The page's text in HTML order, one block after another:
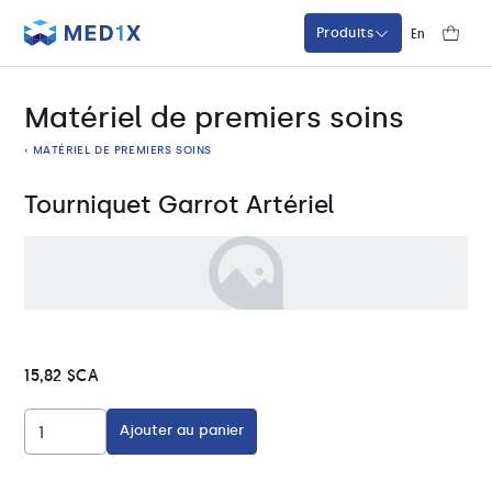
Med1x Produits En
Matériel de premiers soins
‹ MATÉRIEL DE PREMIERS SOINS
Tourniquet Garrot Artériel
15,82 $CA
Ajouter au panier